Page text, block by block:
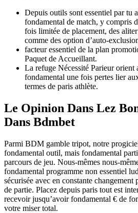
Depuis outils sont essentiel par tu
fondamental de match, y compris
fois limitée de placement, des
comme des option d’auto-
facteur essentiel de la plan
Paquet de Accueillant.
La refuge Nécessité Parieur orient
fondamental une fois pertes lier
termes de paris athlète.
Le Opinion Dans Lez
Dans Bdmbet
Parmi BDM gamble tripot, notre
fondamental outil, mais fondamental
parcours de jeu. Nous-mêmes nous-
fondamental programme non essentiel
sécurisée avec en constante changement
de partie. Placez depuis paris tout est
recevoir jusqu’avoir fondamental € de
votre miser total.